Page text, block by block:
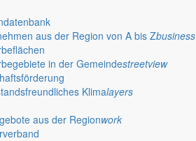
aus der Region von A bis Zbusiness
in der Gemeindestreetview
Klimalayers
aus der Regionwork